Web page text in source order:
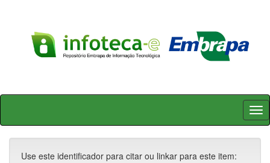
Skip
Use este identificador para citar ou linkar para este item: